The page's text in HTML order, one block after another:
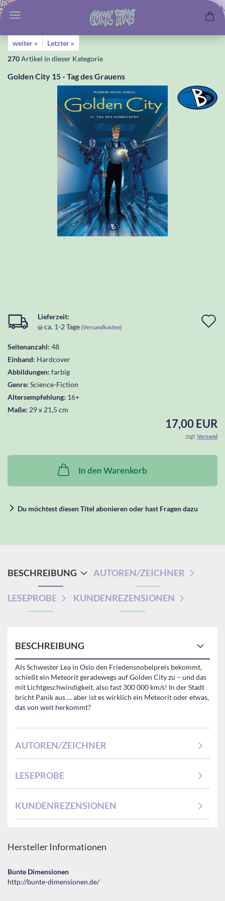
weiter »
Letzter »
270Artikel in dieser Kategorie
Golden City 15 - Tag des Grauens
Lieferzeit:
ca. 1-2 Tage (Versandkosten)
Seitenanzahl: 48
Einband: Hardcover
Abbildungen: farbig
Genre: Science-Fiction
Altersempfehlung: 16+
Maße: 29 x 21,5 cm
17,00 EUR
zzgl. Versand
In den Warenkorb
Du möchtest diesen Titel abonieren oder hast Fragen dazu
BESCHREIBUNG AUTOREN/ZEICHNER
LESEPROBE KUNDENREZENSIONEN
BESCHREIBUNG
Als Schwester Lea in Oslo den Friedensnobelpreis bekommt,
schießt ein Meteorit geradewegs auf Golden City zu – und das
mit Lichtgeschwindigkeit, also fast 300 000 km/s! In der Stadt
bricht Panik aus … aber ist es wirklich ein Meteorit oder etwas,
das von weit herkommt?
AUTOREN/ZEICHNER
LESEPROBE
KUNDENREZENSIONEN
Hersteller Informationen
Bunte Dimensionen
http://bunte-dimensionen.de/